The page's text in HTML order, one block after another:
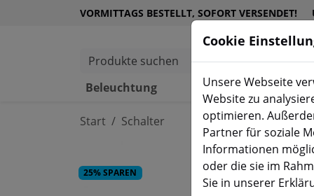
VORMITTAGS BESTELLT, SOFORT VERSENDET!
Produkte suchen
Beleuchtung Schalter
Start Schalter
25% SPAREN
Cookie
Unsere Webseite
Website zu
optimieren.
Partner für soziale
Informationen
oder die sie im
Sie in unserer